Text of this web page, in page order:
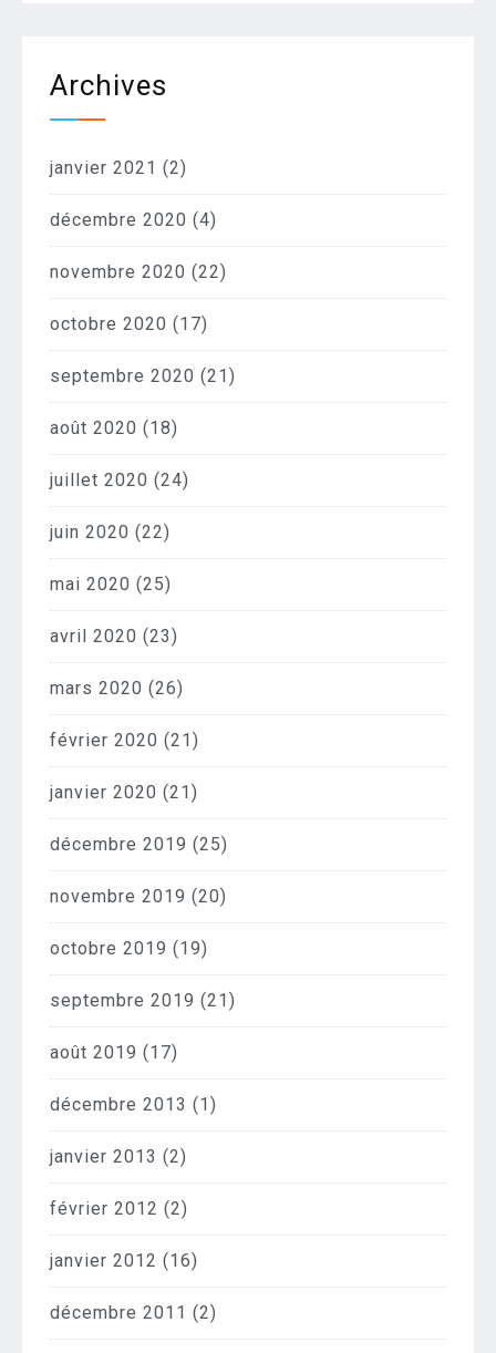
Archives
janvier 2021 (2)
décembre 2020 (4)
novembre 2020 (22)
octobre 2020 (17)
septembre 2020 (21)
août 2020 (18)
juillet 2020 (24)
juin 2020 (22)
mai 2020 (25)
avril 2020 (23)
mars 2020 (26)
février 2020 (21)
janvier 2020 (21)
décembre 2019 (25)
novembre 2019 (20)
octobre 2019 (19)
septembre 2019 (21)
août 2019 (17)
décembre 2013 (1)
janvier 2013 (2)
février 2012 (2)
janvier 2012 (16)
décembre 2011 (2)